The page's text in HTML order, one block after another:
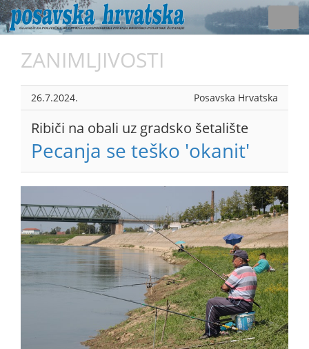
ZANIMLJIVOSTI
26.7.2024. Posavska Hrvatska
Ribiči na obali uz gradsko šetalište
Pecanja se teško 'okanit'